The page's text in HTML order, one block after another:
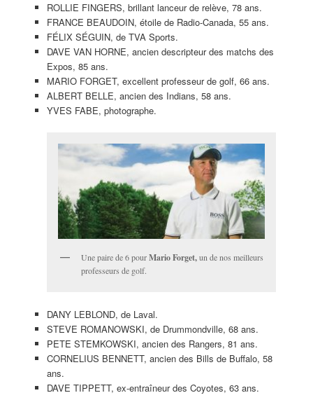
ROLLIE FINGERS, brillant lanceur de relève, 78 ans.
FRANCE BEAUDOIN, étoile de Radio-Canada, 55 ans.
FÉLIX SÉGUIN, de TVA Sports.
DAVE VAN HORNE, ancien descripteur des matchs des
Expos, 85 ans.
MARIO FORGET, excellent professeur de golf, 66 ans.
ALBERT BELLE, ancien des Indians, 58 ans.
YVES FABE, photographe.
Une paire de 6 pourMario Forget,un de nos meilleurs
professeurs de golf.
DANY LEBLOND, de Laval.
STEVE ROMANOWSKI, de Drummondville, 68 ans.
PETE STEMKOWSKI, ancien des Rangers, 81 ans.
CORNELIUS BENNETT, ancien des Bills de Buffalo, 58
ans.
DAVE TIPPETT, ex-entraîneur des Coyotes, 63 ans.